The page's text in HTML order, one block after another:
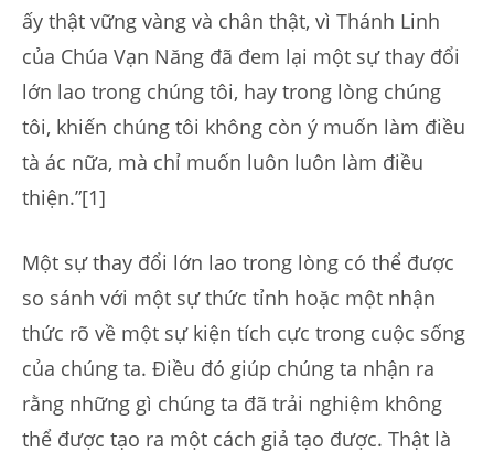
ấy thật vững vàng và chân thật, vì Thánh Linh
của Chúa Vạn Năng đã đem lại một sự thay đổi
lớn lao trong chúng tôi, hay trong lòng chúng
tôi, khiến chúng tôi không còn ý muốn làm điều
tà ác nữa, mà chỉ muốn luôn luôn làm điều
thiện.”[1]
Một sự thay đổi lớn lao trong lòng có thể được
so sánh với một sự thức tỉnh hoặc một nhận
thức rõ về một sự kiện tích cực trong cuộc sống
của chúng ta. Điều đó giúp chúng ta nhận ra
rằng những gì chúng ta đã trải nghiệm không
thể được tạo ra một cách giả tạo được. Thật là